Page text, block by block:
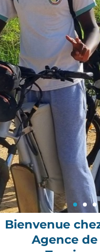
Bienvenue
Agence